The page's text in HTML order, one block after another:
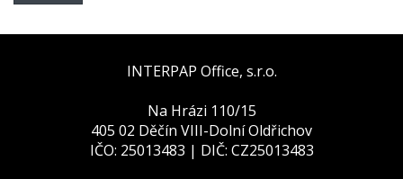
INTERPAP Office, s.r.o.
Na Hrázi 110/15
405 02 Děčín VIII-Dolní Oldřichov
IČO: 25013483 | DIČ: CZ25013483